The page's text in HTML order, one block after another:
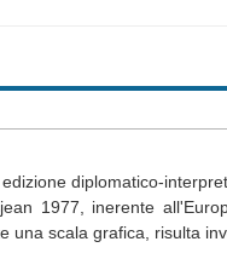
diplomatico-
1977, inerente
una scala grafica, risulta